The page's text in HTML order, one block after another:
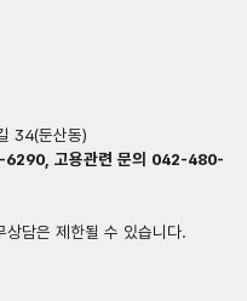
34(둔산동)
6290, 고용관련 문의 042-480-
담은 제한될 수 있습니다.